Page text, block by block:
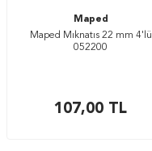
Maped
Maped Mıknatıs 22 mm 4'lü
052200
107,00 TL